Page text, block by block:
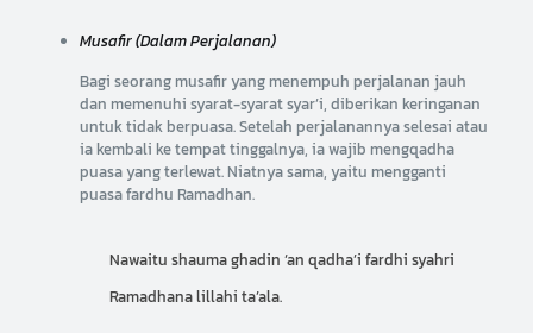
Musafir (Dalam Perjalanan)
Bagi seorang musafir yang menempuh perjalanan jauh
dan memenuhi syarat-syarat syar’i, diberikan keringanan
untuk tidak berpuasa. Setelah perjalanannya selesai atau
ia kembali ke tempat tinggalnya, ia wajib mengqadha
puasa yang terlewat. Niatnya sama, yaitu mengganti
puasa fardhu Ramadhan.
Nawaitu shauma ghadin ‘an qadha’i fardhi syahri
Ramadhana lillahi ta’ala.